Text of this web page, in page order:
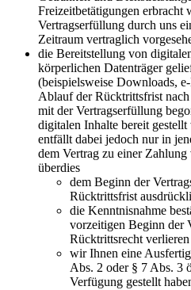
Freizeitbetätigungen erbracht
Vertragserfüllung durch uns
Zeitraum vertraglich
die Bereitstellung von
körperlichen Datenträger
(beispielsweise Downloads,
Ablauf der Rücktrittsfrist
mit der Vertragserfüllung
digitalen Inhalte bereit
entfällt dabei jedoch nur in
dem Vertrag zu einer
überdies
dem Beginn der
Rücktrittsfrist
die Kenntnisnahme
vorzeitigen Beginn der
Rücktrittsrecht
wir Ihnen eine
Abs. 2 oder § 7 Abs. 3
Verfügung gestellt